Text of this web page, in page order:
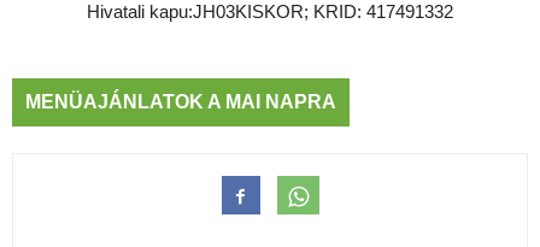
Hivatali kapu:JH03KISKOR; KRID: 417491332
MENÜAJÁNLATOK A MAI NAPRA